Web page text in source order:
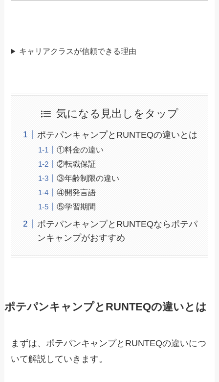
キャリアクラスが信頼できる理由
気になる見出しをタップ
ポテパンキャンプとRUNTEQの違いとは
①料金の違い
②転職保証
③年齢制限の違い
④開発言語
⑤学習期間
ポテパンキャンプとRUNTEQならポテパ
ンキャンプがおすすめ
ポテパンキャンプとRUNTEQの違いとは
まずは、ポテパンキャンプとRUNTEQの違いにつ
いて解説していきます。